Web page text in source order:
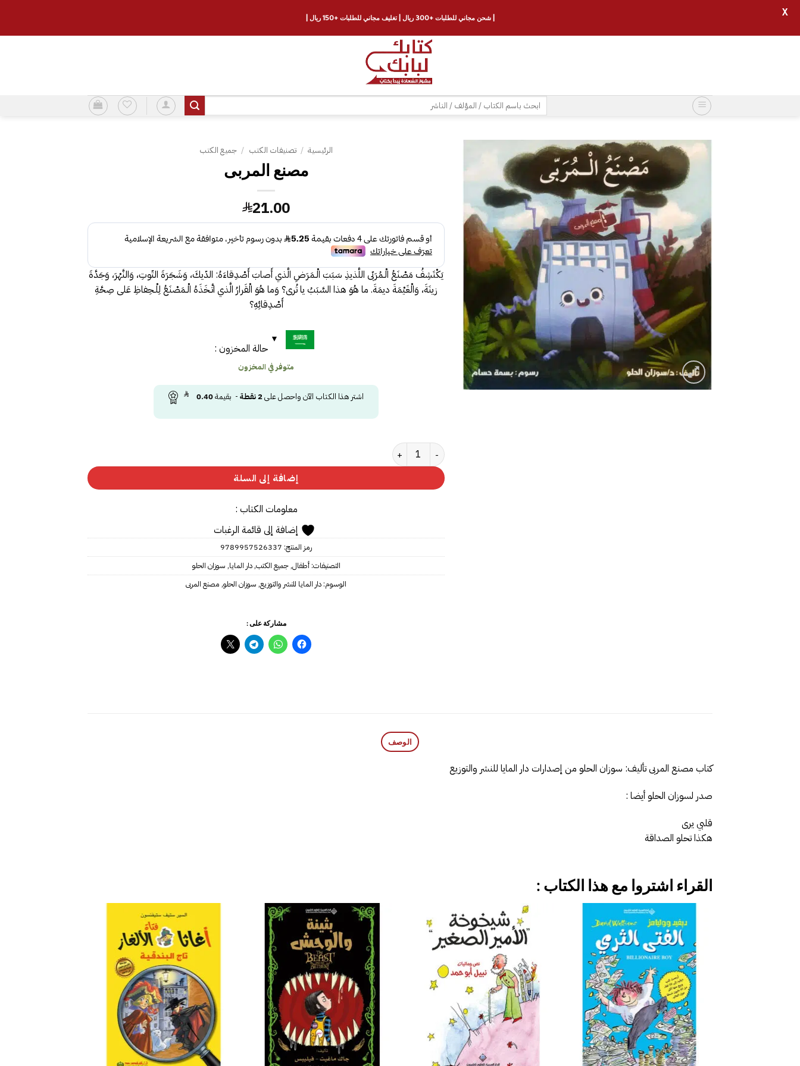
البحث
عن:
إضافة
قائمة
الرغبات
الرئيسية / تصنيفات الكتب / جميع الكتب
مصنع المربى‎
21.00
يَكْتَشِفُ مَصْنَعُ الْـمُرَبّى اللَّذيذِ سَبَبَ الْـمَرَضِ الَّذي أَصابَ أَصْدِقاءَهُ: الدّيكَ، وَشَجَرَةَ التّوتِ، وَالنَّهْرَ، وَجَدَّةَ
زينَةَ، وَالْغَيْمَةَ ديمَةَ. ما هُوَ هذا السَّبَبُ يا تُرى؟ وَما هُوَ الْقَرارُ الَّذي اتَّـخَذَهُ الْـمَصْنَعُ لِلْـحِفاظِ عَلى صِحَّةِ
أَصْدِقائِهِ؟
حالة المخزون :
متوفر في المخزون
اشتر هذا الكتاب الآن واحصل على2نقطة- بقيمة0.40
كمية مصنع المربى‎
إضافة إلى السلة
معلومات الكتاب :
إضافة إلى قائمة الرغبات
رمز المنتج: 9789957526337
التصنيفات:أطفال,جميع الكتب,دار المايا, سوزان الحلو
الوسوم: دار المايا للنشر والتوزيع, سوزان الحلو‎, مصنع المربى‎
مشاركة على :
الوصف
كتاب مصنع المربى‎ تأليف: سوزان الحلو‎ من إصدارات دار المايا للنشر وال‎توزيع
صدر لسوزان الحلو‎ أيضا :
قلبي يرى
هكذا تحلو الصداقة
القراء اشتروا مع هذا الكتاب :
الرغبات
إضافة
قائمة
الرغبات
| شحن مجاني للطلبات +300 ريال | تغليف مجاني للطلبات +150 ريال | X